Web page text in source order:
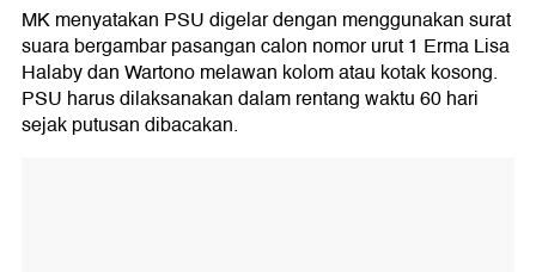
MK menyatakan PSU digelar dengan menggunakan surat
suara bergambar pasangan calon nomor urut 1 Erma Lisa
Halaby dan Wartono melawan kolom atau kotak kosong.
PSU harus dilaksanakan dalam rentang waktu 60 hari
sejak putusan dibacakan.